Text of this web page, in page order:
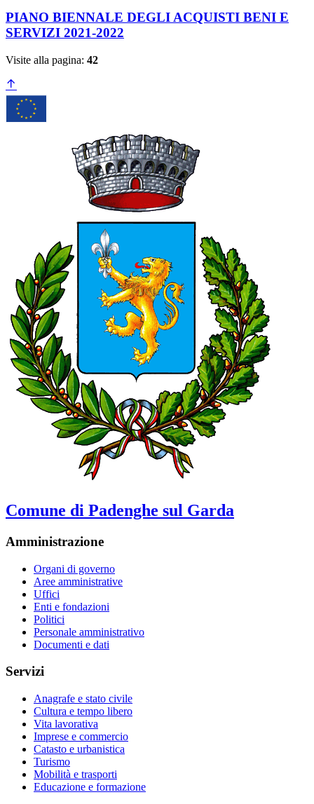
PIANO BIENNALE DEGLI ACQUISTI BENI E
SERVIZI 2021-2022
Visite alla pagina: 42
Comune di Padenghe sul Garda
Amministrazione
Organi di governo
Aree amministrative
Uffici
Enti e fondazioni
Politici
Personale amministrativo
Documenti e dati
Servizi
Anagrafe e stato civile
Cultura e tempo libero
Vita lavorativa
Imprese e commercio
Catasto e urbanistica
Turismo
Mobilità e trasporti
Educazione e formazione